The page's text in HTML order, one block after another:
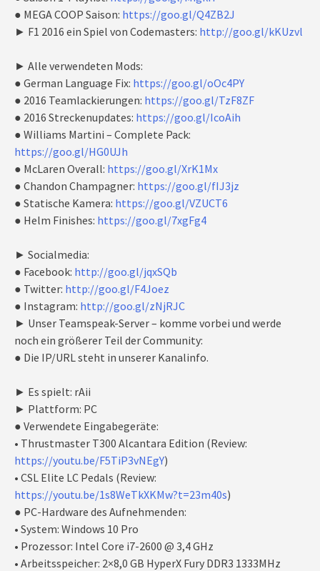
● MEGA COOP Saison: https://goo.gl/Q4ZB2J
► F1 2016 ein Spiel von Codemasters: http://goo.gl/kKUzvl
► Alle verwendeten Mods:
● German Language Fix: https://goo.gl/oOc4PY
● 2016 Teamlackierungen: https://goo.gl/TzF8ZF
● 2016 Streckenupdates: https://goo.gl/IcoAih
● Williams Martini – Complete Pack:
https://goo.gl/HG0UJh
● McLaren Overall: https://goo.gl/XrK1Mx
● Chandon Champagner: https://goo.gl/fIJ3jz
● Statische Kamera: https://goo.gl/VZUCT6
● Helm Finishes: https://goo.gl/7xgFg4
► Socialmedia:
● Facebook: http://goo.gl/jqxSQb
● Twitter: http://goo.gl/F4Joez
● Instagram: http://goo.gl/zNjRJC
► Unser Teamspeak-Server – komme vorbei und werde
noch ein größerer Teil der Community:
● Die IP/URL steht in unserer Kanalinfo.
► Es spielt: rAii
► Plattform: PC
● Verwendete Eingabegeräte:
• Thrustmaster T300 Alcantara Edition (Review:
https://youtu.be/F5TiP3vNEgY)
• CSL Elite LC Pedals (Review:
https://youtu.be/1s8WeTkXKMw?t=23m40s)
● PC-Hardware des Aufnehmenden:
• System: Windows 10 Pro
• Prozessor: Intel Core i7-2600 @ 3,4 GHz
• Arbeitsspeicher: 2×8,0 GB HyperX Fury DDR3 1333MHz